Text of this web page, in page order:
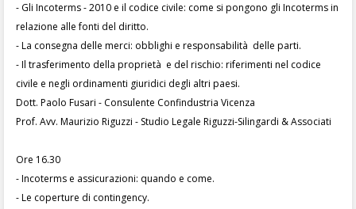
- Gli Incoterms - 2010 e il codice civile: come si pongono gli Incoterms in
relazione alle fonti del diritto.
- La consegna delle merci: obblighi e responsabilità delle parti.
- Il trasferimento della proprietà e del rischio: riferimenti nel codice
civile e negli ordinamenti giuridici degli altri paesi.
Dott. Paolo Fusari - Consulente Confindustria Vicenza
Prof. Avv. Maurizio Riguzzi - Studio Legale Riguzzi-Silingardi & Associati
Ore 16.30
- Incoterms e assicurazioni: quando e come.
- Le coperture di contingency.